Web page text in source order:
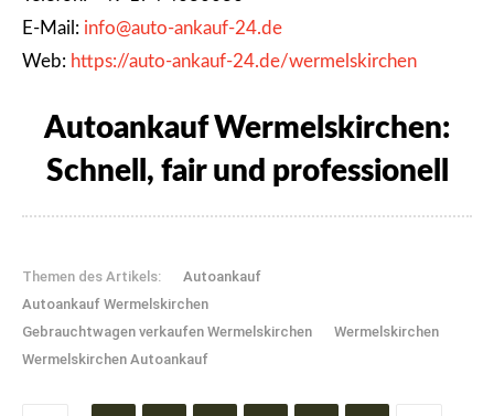
E-Mail: info@auto-ankauf-24.de
Web: https://auto-ankauf-24.de/wermelskirchen
Autoankauf Wermelskirchen:
Schnell, fair und professionell
Themen des Artikels:
Autoankauf
Autoankauf Wermelskirchen
Gebrauchtwagen verkaufen Wermelskirchen
Wermelskirchen
Wermelskirchen Autoankauf